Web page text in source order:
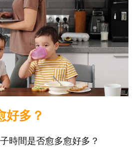
好多？
時間是否愈多愈好多？